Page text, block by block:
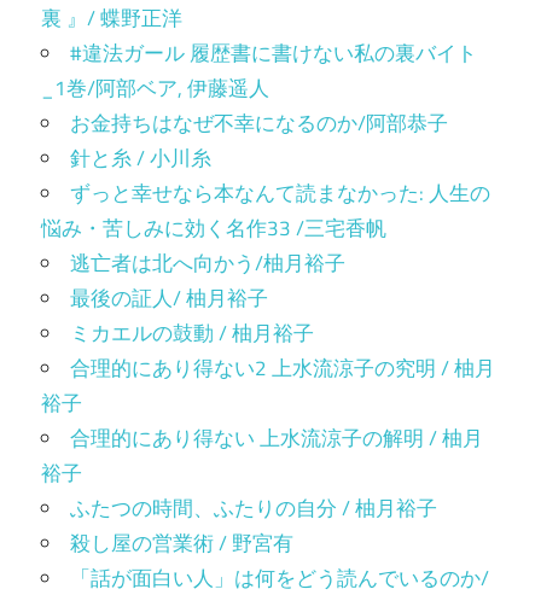
裏 』/ 蝶野正洋
#違法ガール 履歴書に書けない私の裏バイト
_1巻/阿部ベア, 伊藤遥人
お金持ちはなぜ不幸になるのか/阿部恭子
針と糸 / 小川糸
ずっと幸せなら本なんて読まなかった: 人生の
悩み・苦しみに効く名作33 /三宅香帆
逃亡者は北へ向かう/柚月裕子
最後の証人/ 柚月裕子
ミカエルの鼓動 / 柚月裕子
合理的にあり得ない2 上水流涼子の究明 / 柚月
裕子
合理的にあり得ない 上水流涼子の解明 / 柚月
裕子
ふたつの時間、ふたりの自分 / 柚月裕子
殺し屋の営業術 / 野宮有
「話が面白い人」は何をどう読んでいるのか/